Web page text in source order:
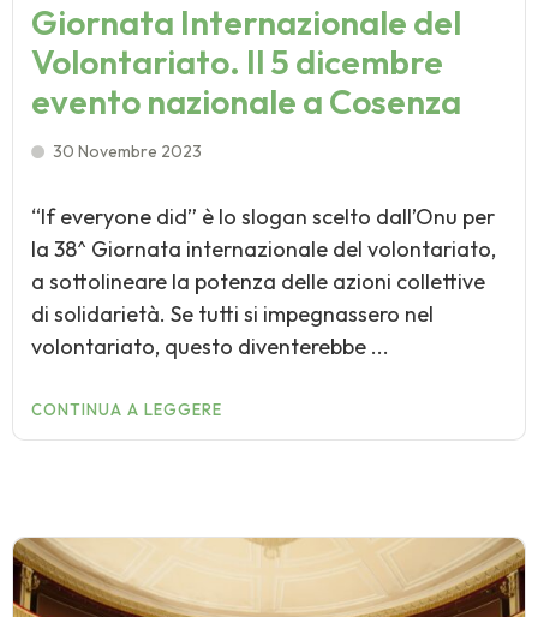
Giornata Internazionale del
Volontariato. Il 5 dicembre
evento nazionale a Cosenza
30 Novembre 2023
“If everyone did” è lo slogan scelto dall’Onu per
la 38^ Giornata internazionale del volontariato,
a sottolineare la potenza delle azioni collettive
di solidarietà. Se tutti si impegnassero nel
volontariato, questo diventerebbe ...
CONTINUA A LEGGERE